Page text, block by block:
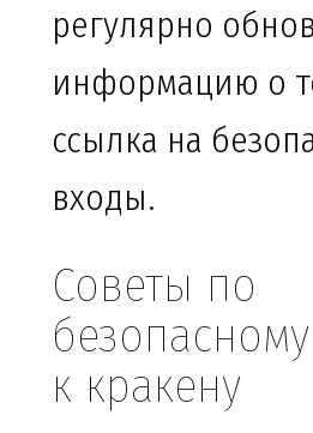
регулярно
информацию о
ссылка на
входы.
Советы по
к кракену